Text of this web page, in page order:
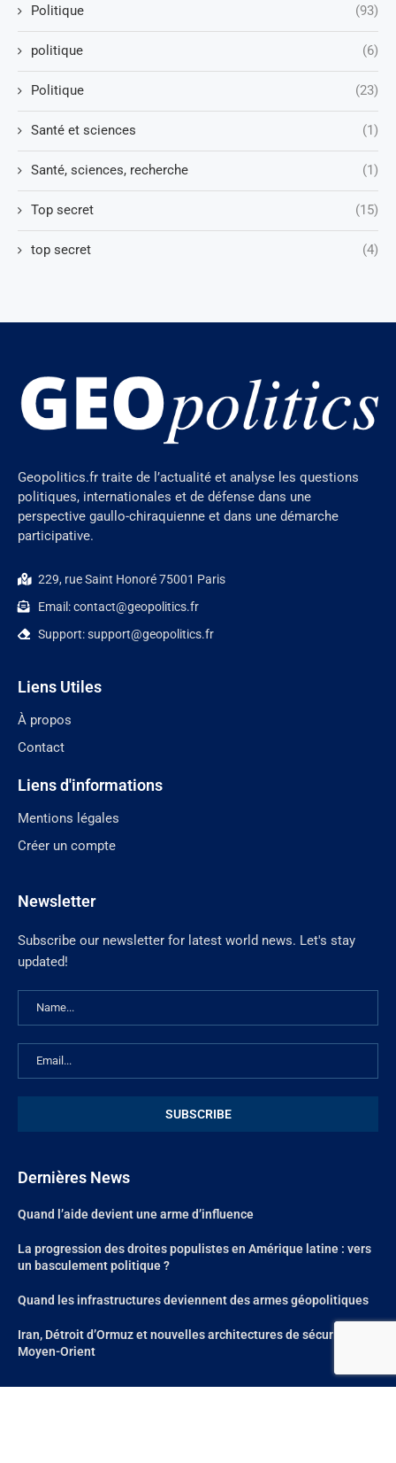
Politique (93)
politique (6)
Politique (23)
Santé et sciences (1)
Santé, sciences, recherche (1)
Top secret (15)
top secret (4)
Geopolitics.fr traite de l’actualité et analyse les questions
politiques, internationales et de défense dans une
perspective gaullo-chiraquienne et dans une démarche
participative.
229, rue Saint Honoré 75001 Paris
Email: contact@geopolitics.fr
Support: support@geopolitics.fr
Liens Utiles
À propos
Contact
Liens d'informations
Mentions légales
Créer un compte
Newsletter
Subscribe our newsletter for latest world news. Let's stay
updated!
Dernières News
Quand l’aide devient une arme d’influence
La progression des droites populistes en Amérique latine : vers
un basculement politique ?
Quand les infrastructures deviennent des armes géopolitiques
Iran, Détroit d’Ormuz et nouvelles architectures de sécurité au
Moyen-Orient